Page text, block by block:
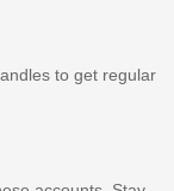
to get regular